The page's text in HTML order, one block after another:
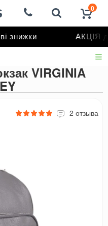
АКЦІЯ до
0
VIRGINIA
2 отзыва